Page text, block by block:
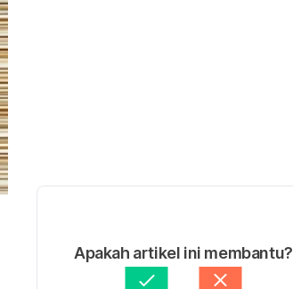
Apakah artikel ini membantu?